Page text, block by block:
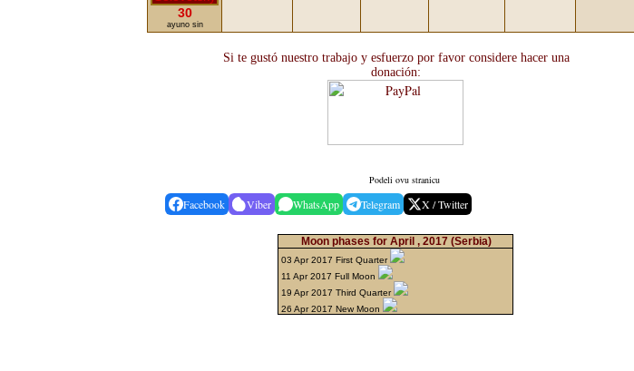
30
ayuno sin
Si te gustó nuestro trabajo y esfuerzo por favor considere hacer una
donación:
Podeli ovu stranicu
Facebook Viber WhatsApp Telegram X / Twitter
Moon phases for April , 2017 (Serbia)
03 Apr 2017 First Quarter
11 Apr 2017 Full Moon
19 Apr 2017 Third Quarter
26 Apr 2017 New Moon